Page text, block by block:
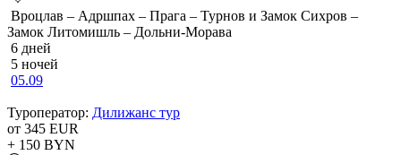
Вроцлав – Адршпах – Прага – Турнов и Замок Сихров –
Замок Литомишль – Дольни-Морава
6 дней
5 ночей
05.09
Туроператор: Дилижанс тур
от 345 EUR
+ 150 BYN